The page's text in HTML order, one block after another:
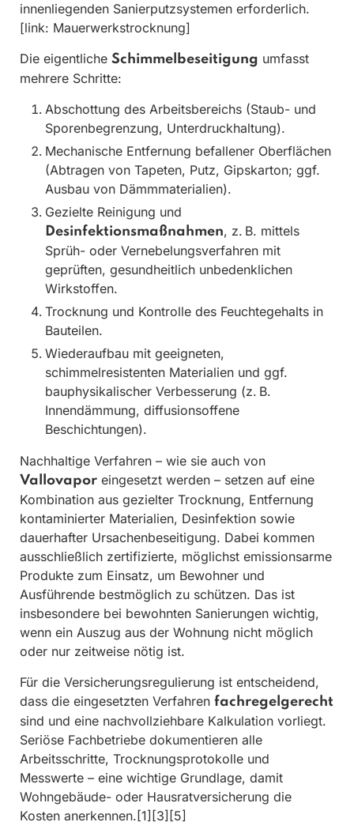
innenliegenden Sanierputzsystemen erforderlich.
[link: Mauerwerkstrocknung]
Die eigentliche Schimmelbeseitigung umfasst
mehrere Schritte:
Abschottung des Arbeitsbereichs (Staub- und
Sporenbegrenzung, Unterdruckhaltung).
Mechanische Entfernung befallener Oberflächen
(Abtragen von Tapeten, Putz, Gipskarton; ggf.
Ausbau von Dämmmaterialien).
Gezielte Reinigung und
Desinfektionsmaßnahmen, z. B. mittels
Sprüh- oder Vernebelungsverfahren mit
geprüften, gesundheitlich unbedenklichen
Wirkstoffen.
Trocknung und Kontrolle des Feuchtegehalts in
Bauteilen.
Wiederaufbau mit geeigneten,
schimmelresistenten Materialien und ggf.
bauphysikalischer Verbesserung (z. B.
Innendämmung, diffusionsoffene
Beschichtungen).
Nachhaltige Verfahren – wie sie auch von
Vallovapor eingesetzt werden – setzen auf eine
Kombination aus gezielter Trocknung, Entfernung
kontaminierter Materialien, Desinfektion sowie
dauerhafter Ursachenbeseitigung. Dabei kommen
ausschließlich zertifizierte, möglichst emissionsarme
Produkte zum Einsatz, um Bewohner und
Ausführende bestmöglich zu schützen. Das ist
insbesondere bei bewohnten Sanierungen wichtig,
wenn ein Auszug aus der Wohnung nicht möglich
oder nur zeitweise nötig ist.
Für die Versicherungsregulierung ist entscheidend,
dass die eingesetzten Verfahren fachregelgerecht
sind und eine nachvollziehbare Kalkulation vorliegt.
Seriöse Fachbetriebe dokumentieren alle
Arbeitsschritte, Trocknungsprotokolle und
Messwerte – eine wichtige Grundlage, damit
Wohngebäude- oder Hausratversicherung die
Kosten anerkennen.[1][3][5]